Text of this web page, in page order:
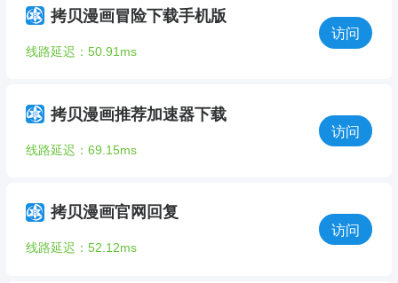
拷贝漫画冒险下载手机版
线路延迟：50.91ms
访问
拷贝漫画推荐加速器下载
线路延迟：69.15ms
访问
拷贝漫画官网回复
线路延迟：52.12ms
访问